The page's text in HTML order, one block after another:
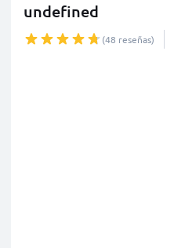
undefined
(48 reseñas)